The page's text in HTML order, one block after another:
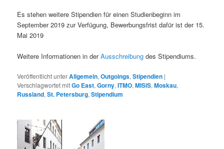
Es stehen weitere Stipendien für einen Studienbeginn im
September 2019 zur Verfügung, Bewerbungsfrist dafür ist der 15.
Mai 2019
Weitere Informationen in derAusschreibung des Stipendiums.
Veröffentlicht unterAllgemein,Outgoings,Stipendien |
Verschlagwortet mitGo East,Gorny,ITMO,MISiS,Moskau,
Russland,St. Petersburg,Stipendium